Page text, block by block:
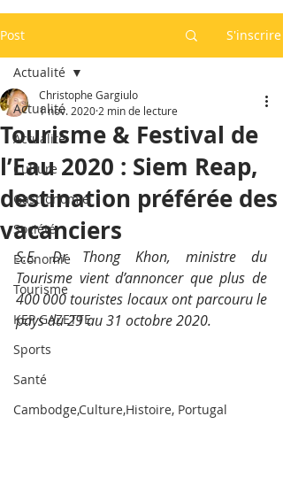
Post S'inscrire
Actualité
Actualité
Culture
Gastronomie
Société
Economie
Tourisme
KEP GAZETTE
Sports
Santé
Cambodge,Culture,Histoire, Portugal
Actualité
Tourisme & Festival de
l’Eau 2020 : Siem Reap,
destination préférée des
vacanciers
Christophe Gargiulo
1 nov. 2020 2 min de lecture
S.E. Dr Thong Khon, ministre du
Tourisme vient d’annoncer que plus de
400 000 touristes locaux ont parcouru le
pays du 29 au 31 octobre 2020.